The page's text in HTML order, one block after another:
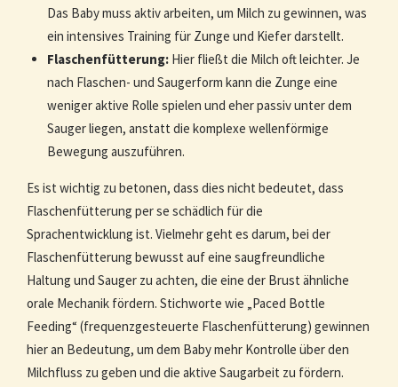
Das Baby muss aktiv arbeiten, um Milch zu gewinnen, was
ein intensives Training für Zunge und Kiefer darstellt.
Flaschenfütterung:Hier fließt die Milch oft leichter. Je
nach Flaschen- und Saugerform kann die Zunge eine
weniger aktive Rolle spielen und eher passiv unter dem
Sauger liegen, anstatt die komplexe wellenförmige
Bewegung auszuführen.
Es ist wichtig zu betonen, dass dies nicht bedeutet, dass
Flaschenfütterung per se schädlich für die
Sprachentwicklung ist. Vielmehr geht es darum, bei der
Flaschenfütterung bewusst auf eine saugfreundliche
Haltung und Sauger zu achten, die eine der Brust ähnliche
orale Mechanik fördern. Stichworte wie „Paced Bottle
Feeding“ (frequenzgesteuerte Flaschenfütterung) gewinnen
hier an Bedeutung, um dem Baby mehr Kontrolle über den
Milchfluss zu geben und die aktive Saugarbeit zu fördern.